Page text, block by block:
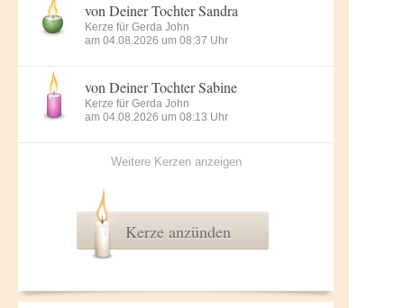
von Deiner Tochter Sandra
Kerze für Gerda John
am 04.08.2026 um 08:37 Uhr
von Deiner Tochter Sabine
Kerze für Gerda John
am 04.08.2026 um 08:13 Uhr
Weitere Kerzen anzeigen
Kerze anzünden